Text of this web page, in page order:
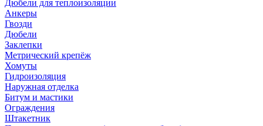
Дюбели для теплоизоляции
Анкеры
Гвозди
Дюбели
Заклепки
Метрический крепёж
Хомуты
Гидроизоляция
Наружная отделка
Битум и мастики
Ограждения
Штакетник